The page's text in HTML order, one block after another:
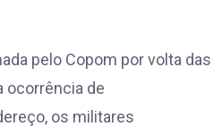
pelo Copom por volta das
ocorrência de
os militares